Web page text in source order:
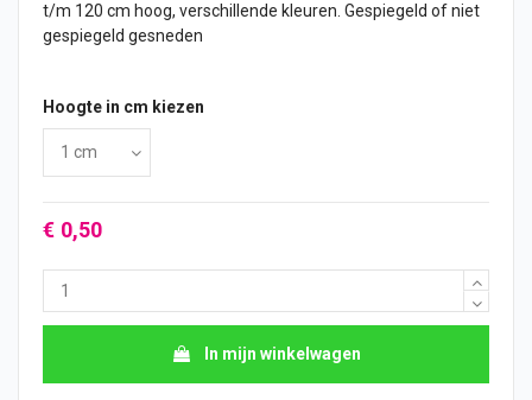
t/m 120 cm hoog, verschillende kleuren. Gespiegeld of niet
gespiegeld gesneden
Hoogte in cm kiezen
€ 0,50
In mijn winkelwagen